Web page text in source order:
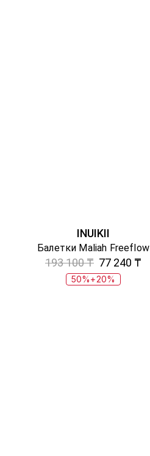
INUIKII
Балетки Maliah Freeflow
193 100 ₸ 77 240 ₸
50%+20%